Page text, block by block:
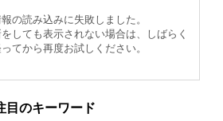
の読み込みに失敗しました。
しても表示されない場合は、しばらく
てから再度お試しください。
目のキーワード